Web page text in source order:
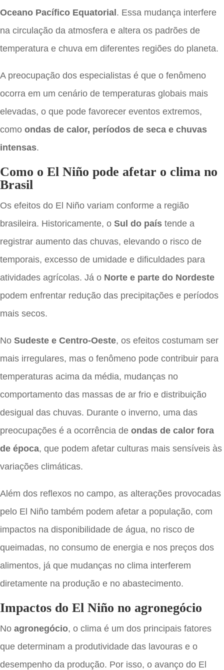
Oceano Pacífico Equatorial. Essa mudança interfere
na circulação da atmosfera e altera os padrões de
temperatura e chuva em diferentes regiões do planeta.
A preocupação dos especialistas é que o fenômeno
ocorra em um cenário de temperaturas globais mais
elevadas, o que pode favorecer eventos extremos,
como ondas de calor, períodos de seca e chuvas
intensas.
Como o El Niño pode afetar o clima no
Brasil
Os efeitos do El Niño variam conforme a região
brasileira. Historicamente, o Sul do país tende a
registrar aumento das chuvas, elevando o risco de
temporais, excesso de umidade e dificuldades para
atividades agrícolas. Já o Norte e parte do Nordeste
podem enfrentar redução das precipitações e períodos
mais secos.
No Sudeste e Centro-Oeste, os efeitos costumam ser
mais irregulares, mas o fenômeno pode contribuir para
temperaturas acima da média, mudanças no
comportamento das massas de ar frio e distribuição
desigual das chuvas. Durante o inverno, uma das
preocupações é a ocorrência de ondas de calor fora
de época, que podem afetar culturas mais sensíveis às
variações climáticas.
Além dos reflexos no campo, as alterações provocadas
pelo El Niño também podem afetar a população, com
impactos na disponibilidade de água, no risco de
queimadas, no consumo de energia e nos preços dos
alimentos, já que mudanças no clima interferem
diretamente na produção e no abastecimento.
Impactos do El Niño no agronegócio
No agronegócio, o clima é um dos principais fatores
que determinam a produtividade das lavouras e o
desempenho da produção. Por isso, o avanço do El